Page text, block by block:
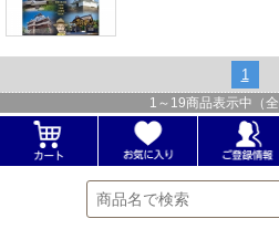
1
1 ～ 19商品表示中（全